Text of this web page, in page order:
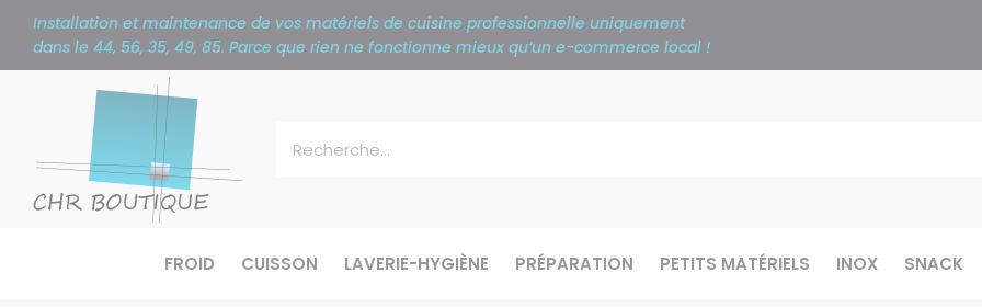
Installation et maintenance de vos matériels de cuisine professionnelle uniquement
dans le 44, 56, 35, 49, 85. Parce que rien ne fonctionne mieux qu’un e-commerce local !
FROID CUISSON LAVERIE-HYGIÈNE PRÉPARATION PETITS MATÉRIELS INOX SNACK
Panneau de gestion des cookies